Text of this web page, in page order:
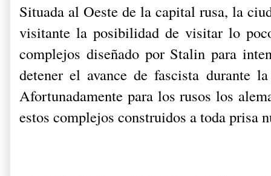
Situada al Oeste de la capital rusa, la
visitante la posibilidad de visitar lo
complejos diseñado por Stalin para
detener el avance de fascista durante
Afortunadamente para los rusos los
estos complejos construidos a toda prisa